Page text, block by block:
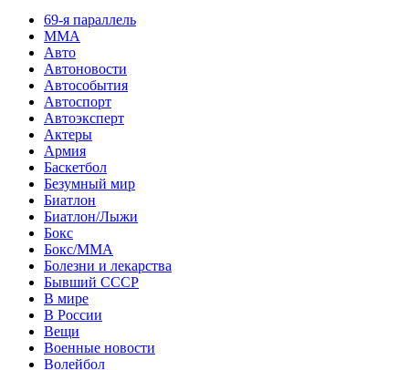
69-я параллель
MMA
Авто
Автоновости
Автособытия
Автоспорт
Автоэксперт
Актеры
Армия
Баскетбол
Безумный мир
Биатлон
Биатлон/Лыжи
Бокс
Бокс/MMA
Болезни и лекарства
Бывший СССР
В мире
В России
Вещи
Военные новости
Волейбол